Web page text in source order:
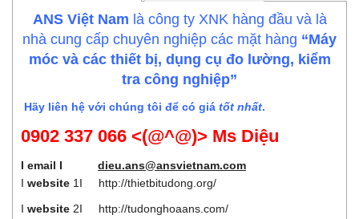
ANS Việt Nam là công ty XNK hàng đầu và là
nhà cung cấp chuyên nghiệp các mặt hàng “Máy
móc và các thiết bị, dụng cụ đo lường, kiểm
tra công nghiệp”
Hãy liên hệ với chúng tôi để có giá tốt nhất.
0902 337 066 <(@^@)> Ms Diệu
I email I dieu.ans@ansvietnam.com
I website 1I http://thietbitudong.org/
I website 2I http://tudonghoaans.com/